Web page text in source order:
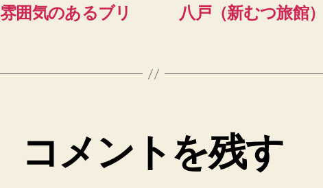
囲気のあるブリ
八戸（新むつ旅館
コメントを残す